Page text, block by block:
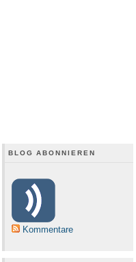
BLOG ABONNIEREN
Kommentare